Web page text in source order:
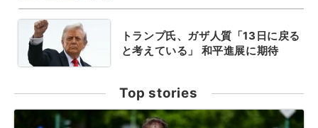
トランプ氏、ガザ人質「13日に戻る
と考えている」 和平進展に期待
Top stories